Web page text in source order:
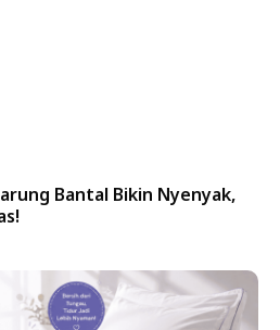
Bantal Bikin Nyenyak,